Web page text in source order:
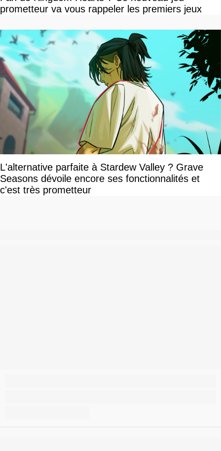
prometteur va vous rappeler les premiers jeux
L'alternative parfaite à Stardew Valley ? Grave
Seasons dévoile encore ses fonctionnalités et
c'est très prometteur